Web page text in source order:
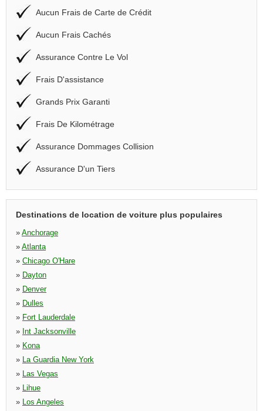
Aucun Frais de Carte de Crédit
Aucun Frais Cachés
Assurance Contre Le Vol
Frais D'assistance
Grands Prix Garanti
Frais De Kilométrage
Assurance Dommages Collision
Assurance D'un Tiers
Destinations de location de voiture plus populaires
» Anchorage
» Atlanta
» Chicago O'Hare
» Dayton
» Denver
» Dulles
» Fort Lauderdale
» Int Jacksonville
» Kona
» La Guardia New York
» Las Vegas
» Lihue
» Los Angeles